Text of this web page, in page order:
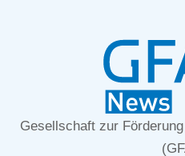
Gesellschaft zur